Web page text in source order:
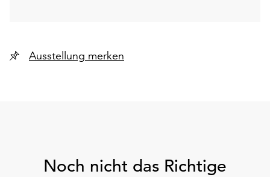
Ausstellung merken
Noch nicht das Richtige